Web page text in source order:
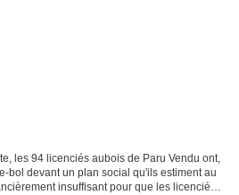
les 94 licenciés aubois de Paru Vendu ont,
bol devant un plan social qu'ils estiment au
insuffisant pour que les licenciés